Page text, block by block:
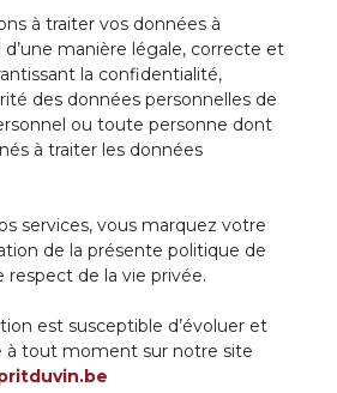
à traiter vos données à
manière légale, correcte et
la confidentialité,
des données personnelles de
ou toute personne dont
à traiter les données
services, vous marquez votre
de la présente politique de
de la vie privée.
est susceptible d’évoluer et
à tout moment sur notre site